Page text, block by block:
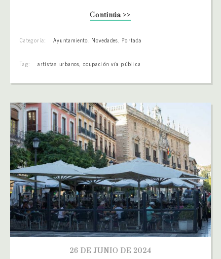
Continúa >>
Categoría: Ayuntamiento, Novedades, Portada
Tag: artistas urbanos, ocupación vía pública
26 DE JUNIO DE 2024